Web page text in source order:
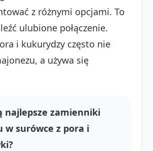
z różnymi opcjami. To
ulubione połączenie.
i kukurydzy często nie
a używa się
najlepsze zamienniki
w surówce z pora i